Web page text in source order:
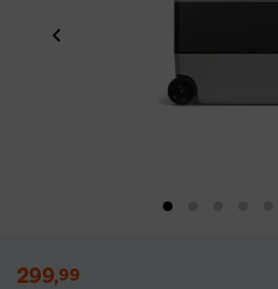
299,99